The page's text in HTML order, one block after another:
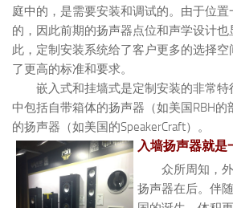
庭中的，是需要安装和调试的。由于位
的，因此前期的扬声器点位和声学设计
此，定制安装系统给了客户更多的选择空
了更高的标准和要求。
嵌入式和挂墙式是定制安装的非常
中包括自带箱体的扬声器（如美国RBH
的扬声器（如美国的SpeakerCraft）。
入墙扬声器就是
众所周知，
扬声器在后。伴